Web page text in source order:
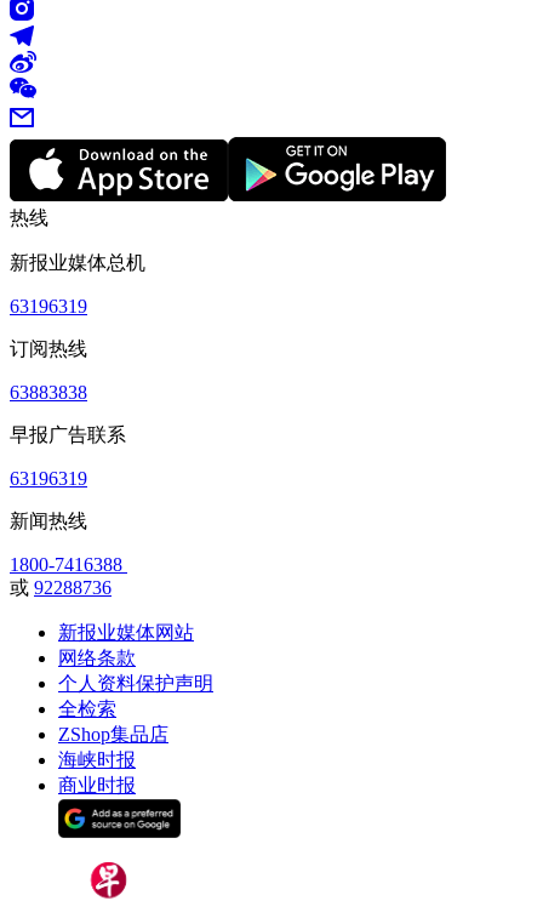
热线
新报业媒体总机
63196319
订阅热线
63883838
早报广告联系
63196319
新闻热线
1800-7416388
或 92288736
新报业媒体网站
网络条款
个人资料保护声明
全检索
ZShop集品店
海峡时报
商业时报